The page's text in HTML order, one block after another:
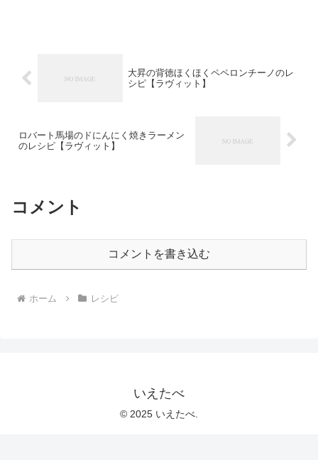
大昇の背徳ほくほくペペロンチーノのレ
シピ【ラヴィット】
ロバート馬場のドにんにく焼きラーメン
のレシピ【ラヴィット】
コメント
コメントを書き込む
ホーム レシピ
いえたべ
© 2025 いえたべ.